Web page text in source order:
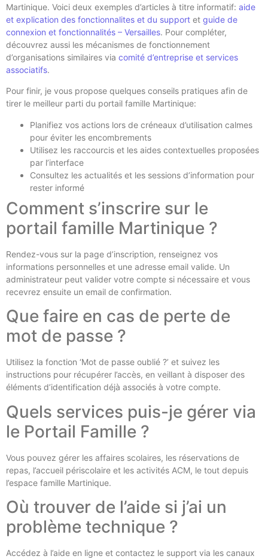
Martinique. Voici deux exemples d’articles à titre informatif: aide
et explication des fonctionnalites et du support et guide de
connexion et fonctionnalités – Versailles. Pour compléter,
découvrez aussi les mécanismes de fonctionnement
d’organisations similaires via comité d’entreprise et services
associatifs.
Pour finir, je vous propose quelques conseils pratiques afin de
tirer le meilleur parti du portail famille Martinique:
Planifiez vos actions lors de créneaux d’utilisation calmes
pour éviter les encombrements
Utilisez les raccourcis et les aides contextuelles proposées
par l’interface
Consultez les actualités et les sessions d’information pour
rester informé
Comment s’inscrire sur le
portail famille Martinique ?
Rendez-vous sur la page d’inscription, renseignez vos
informations personnelles et une adresse email valide. Un
administrateur peut valider votre compte si nécessaire et vous
recevrez ensuite un email de confirmation.
Que faire en cas de perte de
mot de passe ?
Utilisez la fonction ‘Mot de passe oublié ?’ et suivez les
instructions pour récupérer l’accès, en veillant à disposer des
éléments d’identification déjà associés à votre compte.
Quels services puis-je gérer via
le Portail Famille ?
Vous pouvez gérer les affaires scolaires, les réservations de
repas, l’accueil périscolaire et les activités ACM, le tout depuis
l’espace famille Martinique.
Où trouver de l’aide si j’ai un
problème technique ?
Accédez à l’aide en ligne et contactez le support via les canaux